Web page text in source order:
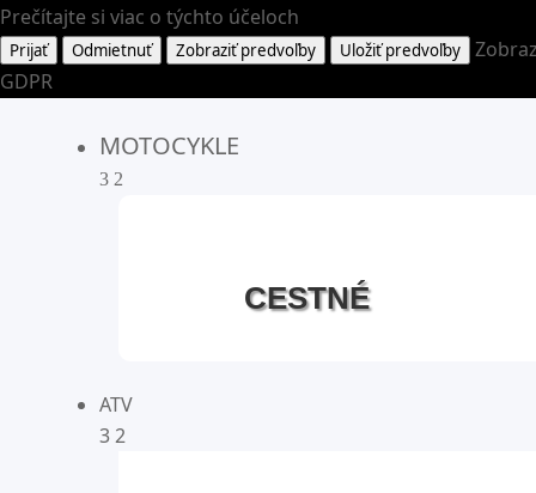
Prečítajte si viac o týchto účeloch
Prijať Odmietnuť Zobraziť predvoľby Uložiť predvoľby
GDPR
MOTOCYKLE
3 2
CESTNÉ
ATV
32